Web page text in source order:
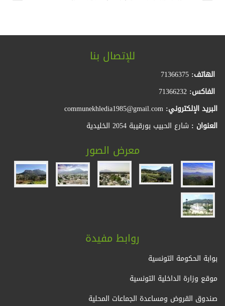
للإتصال بنا
الهاتف:
الفاكس:
البريد الإلكتروني:
العنوان : شارع الحبيب بورقيبة 2054 الخليدية
معرض الصور
روابط مفيدة
بوابة الحكومة التونسية
موقع وزارة الداخلية التونسية
صندوق القروض ومساعدة الجماعات المحلية